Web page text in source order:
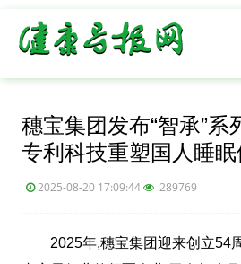
穗宝集团发布“智承”系
专利科技重塑国人睡眠
2025-08-20 17:09:44 289769
2025年,穗宝集团迎来创立54